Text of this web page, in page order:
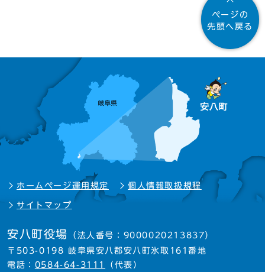
ページの
先頭へ戻る
ホームページ運用規定 個人情報取扱規程
サイトマップ
安八町役場 （法人番号：9000020213837）
〒503-0198 岐阜県安八郡安八町氷取161番地
電話： 0584-64-3111 （代表）